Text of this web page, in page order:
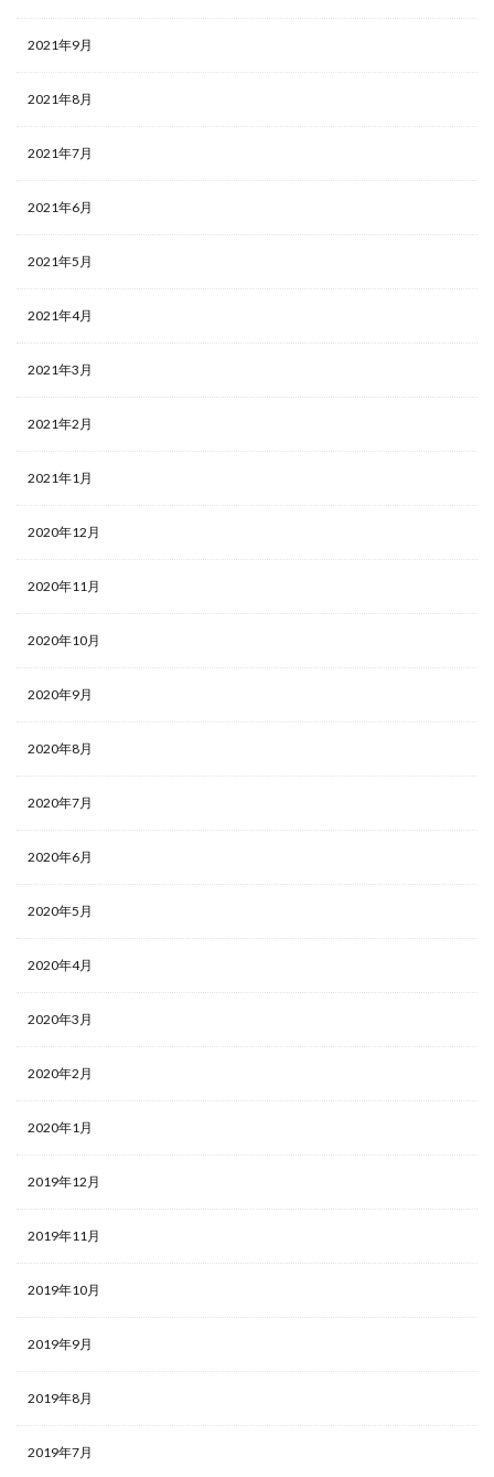
2021年9月
2021年8月
2021年7月
2021年6月
2021年5月
2021年4月
2021年3月
2021年2月
2021年1月
2020年12月
2020年11月
2020年10月
2020年9月
2020年8月
2020年7月
2020年6月
2020年5月
2020年4月
2020年3月
2020年2月
2020年1月
2019年12月
2019年11月
2019年10月
2019年9月
2019年8月
2019年7月